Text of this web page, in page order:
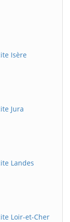
Isère
Jura
Landes
Loir-et-Cher